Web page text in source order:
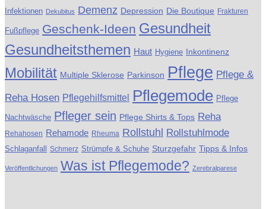
Infektionen Dekubitus Demenz Depression Die Boutique Frakturen
Fußpflege Geschenk-Ideen Gesundheit
Gesundheitsthemen Haut Hygiene Inkontinenz
Mobilität Multiple Sklerose Parkinson Pflege Pflege &
Reha Hosen Pflegehilfsmittel Pflegemode Pflege
Nachtwäsche Pfleger sein Pflege Shirts & Tops Reha
Rehahosen Rehamode Rheuma Rollstuhl Rollstuhlmode
Schlaganfall Schmerz Strümpfe & Schuhe Sturzgefahr Tipps & Infos
Veröffentlichungen Was ist Pflegemode? Zerebralparese